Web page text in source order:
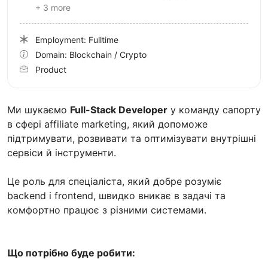
Ми шукаємо Full-Stack Developer у команду сапорту
в сфері affiliate marketing, який допоможе
підтримувати, розвивати та оптимізувати внутрішні
сервіси й інструменти.
Це роль для спеціаліста, який добре розуміє
backend і frontend, швидко вникає в задачі та
комфортно працює з різними системами.
Що потрібно буде робити:
+ 3 more
Employment: Fulltime
Domain: Blockchain / Crypto
Product